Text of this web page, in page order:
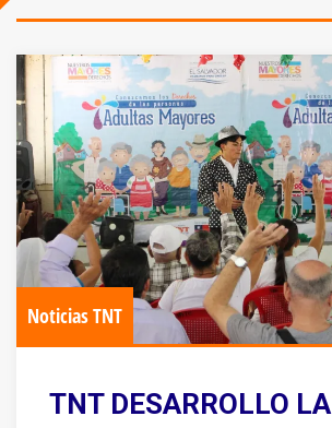
Noticias TNT
TNT DESARROLLO LA